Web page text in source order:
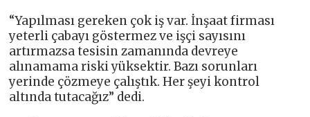
“Yapılması gereken çok iş var. İnşaat firması
yeterli çabayı göstermez ve işçi sayısını
artırmazsa tesisin zamanında devreye
alınamama riski yüksektir. Bazı sorunları
yerinde çözmeye çalıştık. Her şeyi kontrol
altında tutacağız” dedi.